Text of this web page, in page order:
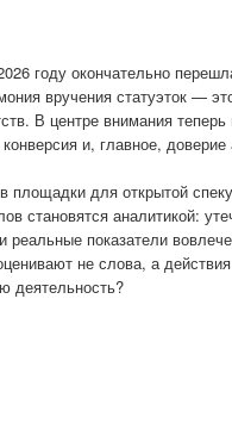
году окончательно
вручения статуэток —
В центре внимания
и, главное, доверие
площадки для открытой
становятся аналитикой:
реальные показатели
не слова, а
деятельность?